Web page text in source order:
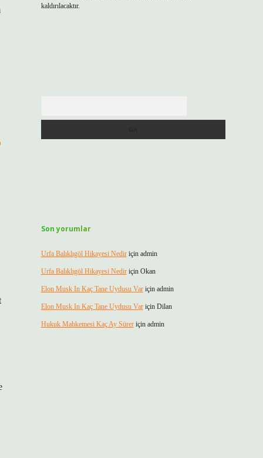
kaldırılacaktır.
Son yorumlar
Urfa Balıklıgöl Hikayesi Nediriçin admin
Urfa Balıklıgöl Hikayesi Nediriçin Okan
Elon Musk In Kaç Tane Uydusu Variçin admin
Elon Musk In Kaç Tane Uydusu Variçin Dilan
Hukuk Mahkemesi Kaç Ay Süreriçin admin